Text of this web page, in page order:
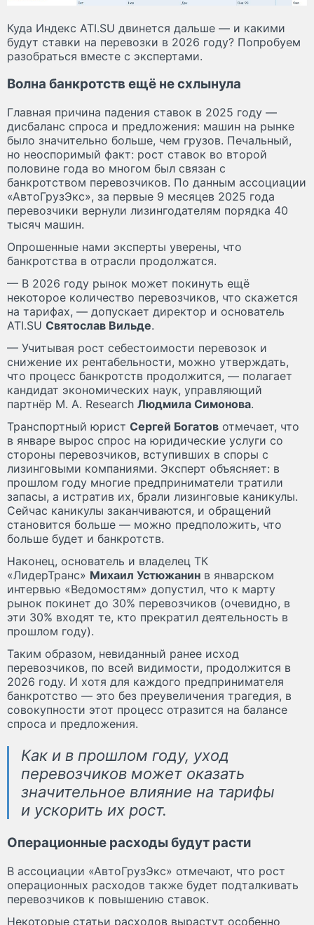
Куда Индекс ATI.SU двинется дальше — и какими
будут ставки на перевозки в 2026 году? Попробуем
разобраться вместе с экспертами.
Волна банкротств ещё не схлынула
Главная причина падения ставок в 2025 году —
дисбаланс спроса и предложения: машин на рынке
было значительно больше, чем грузов. Печальный,
но неоспоримый факт: рост ставок во второй
половине года во многом был связан с
банкротством перевозчиков. По данным ассоциации
«АвтоГрузЭкс», за первые 9 месяцев 2025 года
перевозчики вернули лизингодателям порядка 40
тысяч машин.
Опрошенные нами эксперты уверены, что
банкротства в отрасли продолжатся.
— В 2026 году рынок может покинуть ещё
некоторое количество перевозчиков, что скажется
на тарифах, — допускает директор и основатель
ATI.SU Святослав Вильде.
— Учитывая рост себестоимости перевозок и
снижение их рентабельности, можно утверждать,
что процесс банкротств продолжится, — полагает
кандидат экономических наук, управляющий
партнёр M. A. Research Людмила Симонова.
Транспортный юрист Сергей Богатов отмечает, что
в январе вырос спрос на юридические услуги со
стороны перевозчиков, вступивших в споры с
лизинговыми компаниями. Эксперт объясняет: в
прошлом году многие предприниматели тратили
запасы, а истратив их, брали лизинговые каникулы.
Сейчас каникулы заканчиваются, и обращений
становится больше — можно предположить, что
больше будет и банкротств.
Наконец, основатель и владелец ТК
«ЛидерТранс» Михаил Устюжанин в январском
интервью «Ведомостям» допустил, что к марту
рынок покинет до 30% перевозчиков (очевидно, в
эти 30% входят те, кто прекратил деятельность в
прошлом году).
Таким образом, невиданный ранее исход
перевозчиков, по всей видимости, продолжится в
2026 году. И хотя для каждого предпринимателя
банкротство — это без преувеличения трагедия, в
совокупности этот процесс отразится на балансе
спроса и предложения.
Как и в прошлом году, уход
перевозчиков может оказать
значительное влияние на тарифы
и ускорить их рост.
Операционные расходы будут расти
В ассоциации «АвтоГрузЭкс» отмечают, что рост
операционных расходов также будет подталкивать
перевозчиков к повышению ставок.
Некоторые статьи расходов вырастут особенно